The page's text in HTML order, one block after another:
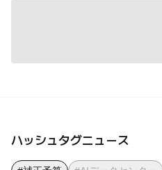
ハッシュタグニュース